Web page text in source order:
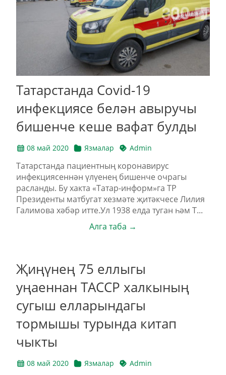
Татарстанда Covid-19
инфекциясе белән авыручы
бишенче кеше вафат булды
08 май 2020 Язмалар Admin
Татарстанда пациентның коронавирус
инфекциясеннән үлүенең бишенче очрагы
расланды. Бу хакта «Татар-информ»га ТР
Президенты матбугат хезмәте җитәкчесе Лилия
Галимова хәбәр итте.Ул 1938 елда туган һәм Т...
Алга таба →
Җиңүнең 75 еллыгы
уңаеннан ТАССР халкының
сугыш елларындагы
тормышы турында китап
чыкты
08 май 2020 Язмалар Admin